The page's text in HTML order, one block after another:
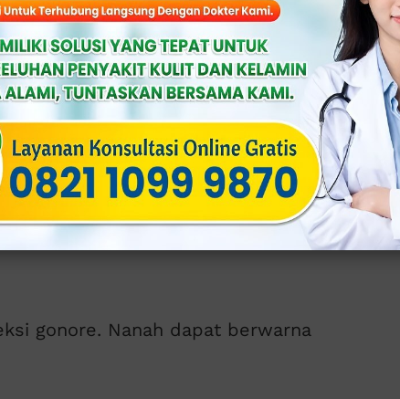
Klinik Apollo
gonore. Nanah dapat berwarna